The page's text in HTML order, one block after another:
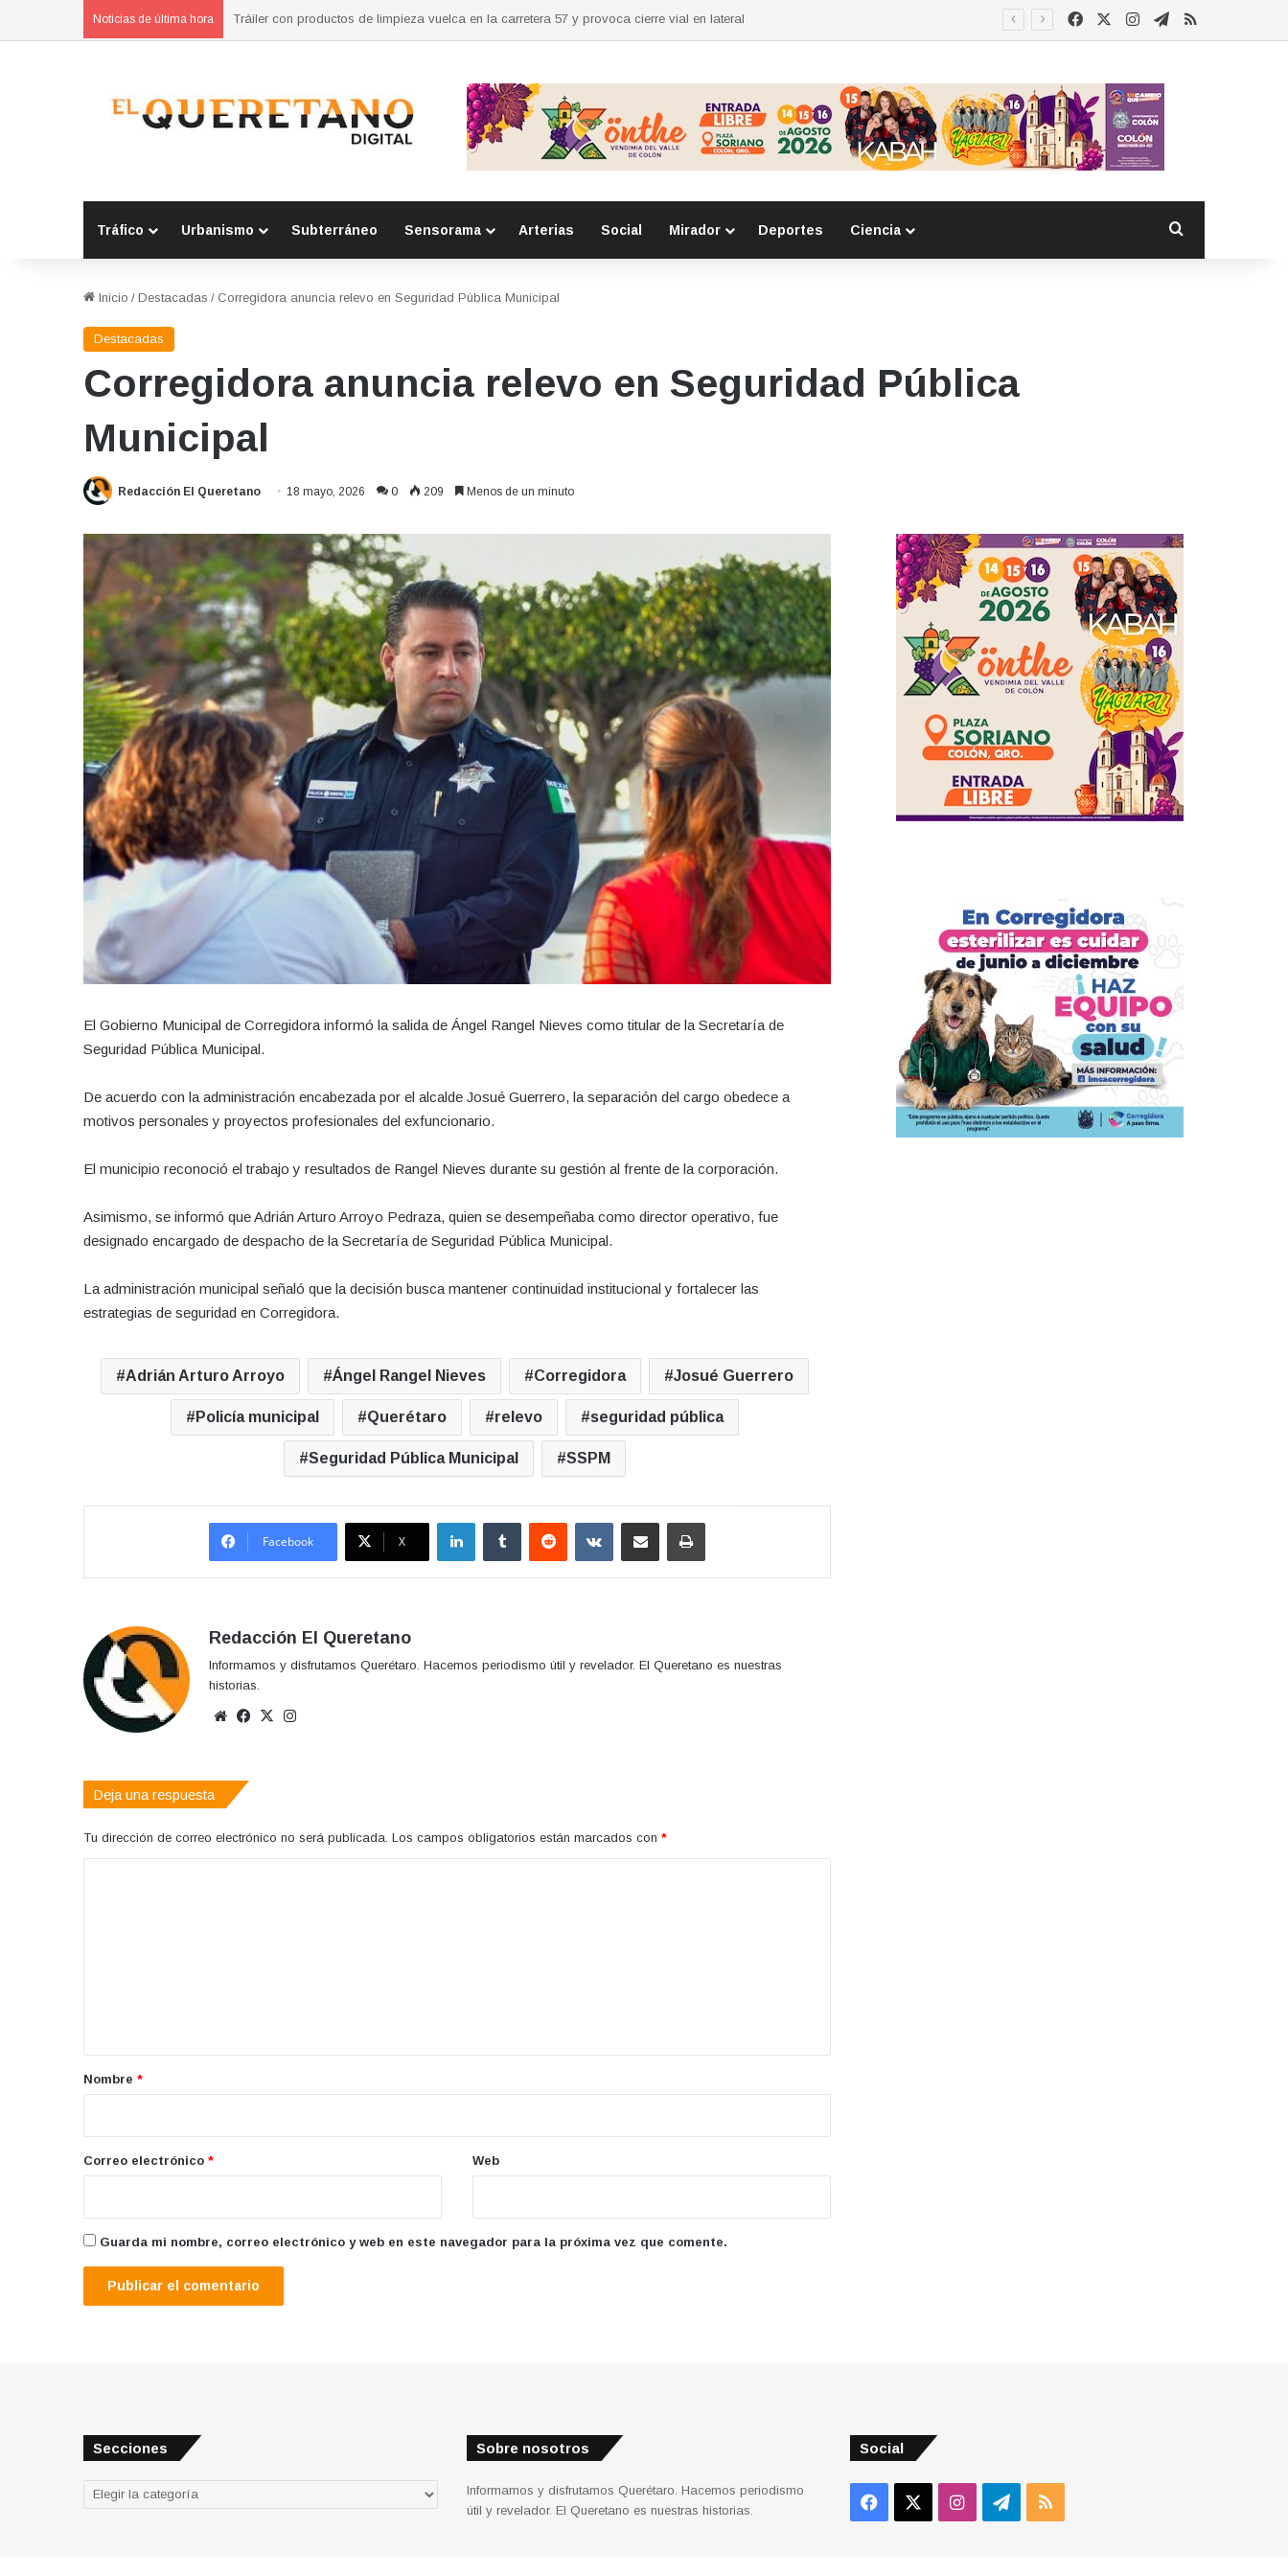
Noticias de última hora FacebookInstagram
Telegram
RSS
Tráfico Urbanismo Subterráneo Sensorama Arterias Social Mirador Deportes Ciencia
Inicio / Destacadas / Corregidora anuncia relevo en Seguridad Pública Municipal
Destacadas
Corregidora anuncia relevo en Seguridad Pública
Municipal
Redacción El Queretano 18 mayo, 2026 0 209 Menos de un minuto
El Gobierno Municipal de Corregidora informó la salida de Ángel Rangel Nieves como titular de la Secretaría de
Seguridad Pública Municipal.
De acuerdo con la administración encabezada por el alcalde Josué Guerrero, la separación del cargo obedece a
motivos personales y proyectos profesionales del exfuncionario.
El municipio reconoció el trabajo y resultados de Rangel Nieves durante su gestión al frente de la corporación.
Asimismo, se informó que Adrián Arturo Arroyo Pedraza, quien se desempeñaba como director operativo, fue
designado encargado de despacho de la Secretaría de Seguridad Pública Municipal.
La administración municipal señaló que la decisión busca mantener continuidad institucional y fortalecer las
estrategias de seguridad en Corregidora.
Adrián Arturo Arroyo Ángel Rangel Nieves Corregidora Josué Guerrero
Policía municipal Querétaro relevo seguridad pública
Seguridad Pública Municipal SSPM
Facebook X
LinkedInTumblr Reddit VKontakteCompartir por correo electrónicoImprimir
Redacción El Queretano
Informamos y disfrutamos Querétaro. Hacemos periodismo útil y revelador. El Queretano es nuestras
historias.
Sitio
Facebook
X
Deja una respuesta
Tu dirección de correo electrónico no será publicada. Los campos obligatorios están marcados con *
r
*
Nombre *
Correo electrónico * Web
Guarda mi nombre, correo electrónico y web en este navegador para la próxima vez que comente.
Secciones
Secciones
Sobre nosotros
Informamos y disfrutamos Querétaro. Hacemos periodismo
útil y revelador. El Queretano es nuestras historias.
Social
Facebook InstagramTelegram
RSS